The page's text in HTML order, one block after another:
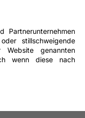
Partnerunternehmen
stillschweigende
genannten
wenn diese nach